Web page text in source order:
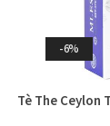
-6%
Tè The Ceylon